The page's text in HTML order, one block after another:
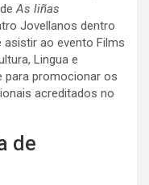
deAs liñas
Jovellanos dentro
asistir ao evento Films
Lingua e
para promocionar os
acreditados no
de